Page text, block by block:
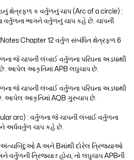
ક્ષેત્રફળ ક વર્તુળનું ચાપ (Arc of a circle) :
ભાગને વર્તુળનું ચાપ કહે છે. ચાપની
જે ચાપની લંબાઈ વર્તુળના પરિઘના અડધાથી
આપેલ આકૃતિમાં APB લઘુચાપ છે.
જે ચાપની લંબાઈ વર્તુળના પરિઘના અડધાથી
આપેલ આકૃતિમાં AQB ગુરુચાપ છે.
arc) : વર્તુળના જે ચાપની લંબાઈ વર્તુળના
અર્ધવર્તુળ ચાપ કહે છે.
અંત્યબિંદુઓ A અને Bમાંથી દોરેલ ત્રિજ્યાઓ
વર્તુળની ત્રિજ્યા r હોય, તો લઘુચાપ APBની